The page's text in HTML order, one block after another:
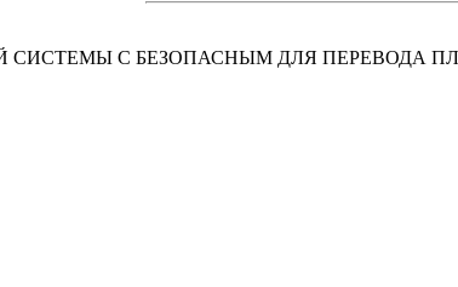
СИСТЕМЫ С БЕЗОПАСНЫМ ДЛЯ ПЕРЕВОДА